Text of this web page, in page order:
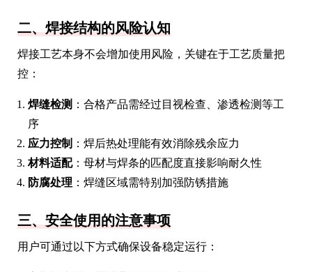
二、焊接结构的风险认知
焊接工艺本身不会增加使用风险，关键在于工艺质量把
控：
焊缝检测 ：合格产品需经过目视检查、渗透检测等工
序
应力控制 ：焊后热处理能有效消除残余应力
材料适配：母材与焊条的匹配度直接影响耐久性
防腐处理 ：焊缝区域需特别加强防锈措施
三、安全使用的注意事项
用户可通过以下方式确保设备稳定运行：